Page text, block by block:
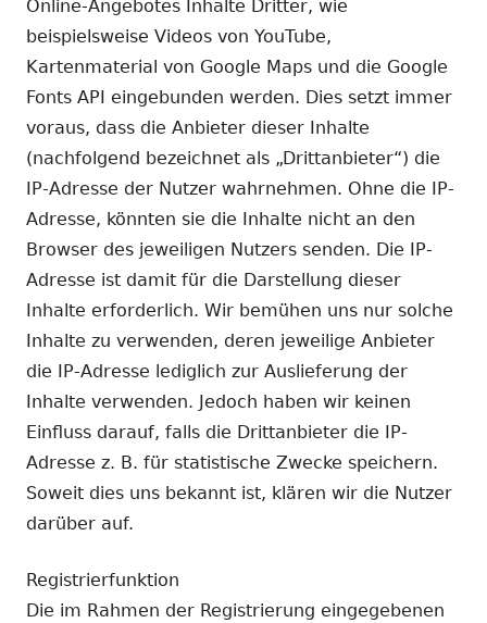
Online-Angebotes Inhalte Dritter, wie
beispielsweise Videos von YouTube,
Kartenmaterial von Google Maps und die Google
Fonts API eingebunden werden. Dies setzt immer
voraus, dass die Anbieter dieser Inhalte
(nachfolgend bezeichnet als „Drittanbieter“) die
IP-Adresse der Nutzer wahrnehmen. Ohne die IP-
Adresse, könnten sie die Inhalte nicht an den
Browser des jeweiligen Nutzers senden. Die IP-
Adresse ist damit für die Darstellung dieser
Inhalte erforderlich. Wir bemühen uns nur solche
Inhalte zu verwenden, deren jeweilige Anbieter
die IP-Adresse lediglich zur Auslieferung der
Inhalte verwenden. Jedoch haben wir keinen
Einfluss darauf, falls die Drittanbieter die IP-
Adresse z. B. für statistische Zwecke speichern.
Soweit dies uns bekannt ist, klären wir die Nutzer
darüber auf.
Registrierfunktion
Die im Rahmen der Registrierung eingegebenen